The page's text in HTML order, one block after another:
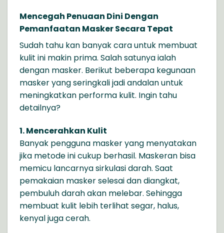
Mencegah Penuaan Dini Dengan
Pemanfaatan Masker Secara Tepat
Sudah tahu kan banyak cara untuk membuat
kulit ini makin prima. Salah satunya ialah
dengan masker. Berikut beberapa kegunaan
masker yang seringkali jadi andalan untuk
meningkatkan performa kulit. Ingin tahu
detailnya?
1. Mencerahkan Kulit
Banyak pengguna masker yang menyatakan
jika metode ini cukup berhasil. Maskeran bisa
memicu lancarnya sirkulasi darah. Saat
pemakaian masker selesai dan diangkat,
pembuluh darah akan melebar. Sehingga
membuat kulit lebih terlihat segar, halus,
kenyal juga cerah.